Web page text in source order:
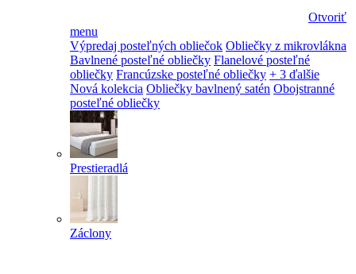
Otvoriť
menu
Výpredaj posteľných obliečok Obliečky z mikrovlákna
Bavlnené posteľné obliečky Flanelové posteľné
obliečky Francúzske posteľné obliečky + 3 ďalšie
Nová kolekcia Obliečky bavlnený satén Obojstranné
posteľné obliečky
Prestieradlá
Záclony